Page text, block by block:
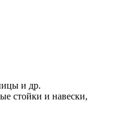
и др.
стойки и навески,